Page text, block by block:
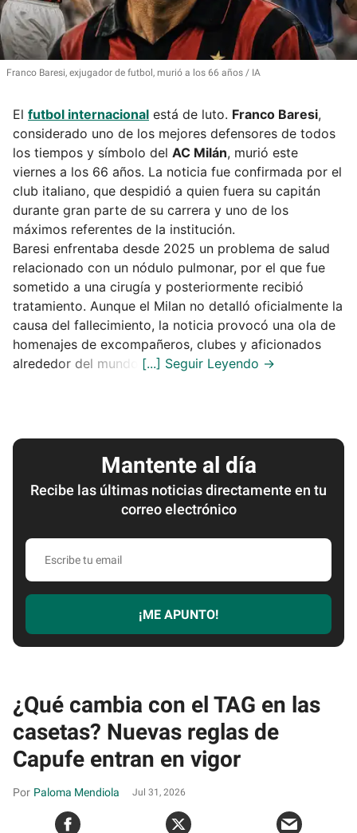
Franco Baresi, exjugador de futbol, murió a los 66 años IA
El futbol internacional está de luto. Franco Baresi,
considerado uno de los mejores defensores de todos
los tiempos y símbolo del AC Milán, murió este
viernes a los 66 años. La noticia fue confirmada por el
club italiano, que despidió a quien fuera su capitán
durante gran parte de su carrera y uno de los
máximos referentes de la institución.
Baresi enfrentaba desde 2025 un problema de salud
relacionado con un nódulo pulmonar, por el que fue
sometido a una cirugía y posteriormente recibió
tratamiento. Aunque el Milan no detalló oficialmente la
causa del fallecimiento, la noticia provocó una ola de
homenajes de excompañeros, clubes y aficionados
alrededor del mundo.
Mantente al día
Recibe las últimas noticias directamente en tu
correo electrónico
Escribe
email
¡ME APUNTO!
¿Qué cambia con el TAG en las
casetas? Nuevas reglas de
Capufe entran en vigor
Paloma Mendiola Jul 31, 2026